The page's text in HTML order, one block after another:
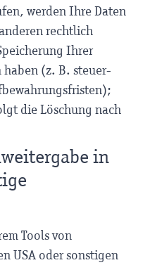
werden Ihre Daten
rechtlich
Ihrer
haben (z. B. steuer-
die Löschung nach
in
Tools von
USA oder sonstigen